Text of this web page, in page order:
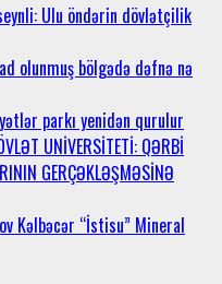
Ulu öndərin dövlətçilik
olunmuş bölgədə dəfnə nə
parkı yenidən qurulur
UNİVERSİTETİ: QƏRBİ
GERÇƏKLƏŞMƏSİNƏ
Kəlbəcər “İstisu” Mineral